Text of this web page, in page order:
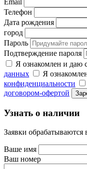
Email
Телефон
Дата рождения
город
Пароль
Подтверждение пароля
Я ознакомлен и даю
данных
Я
конфиденциальности
договором-офертой
Узнать о наличии
Заявки обрабатываются
Ваше имя
Ваш номер